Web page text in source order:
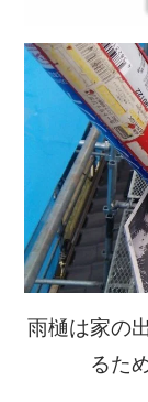
雨樋は家の
るた